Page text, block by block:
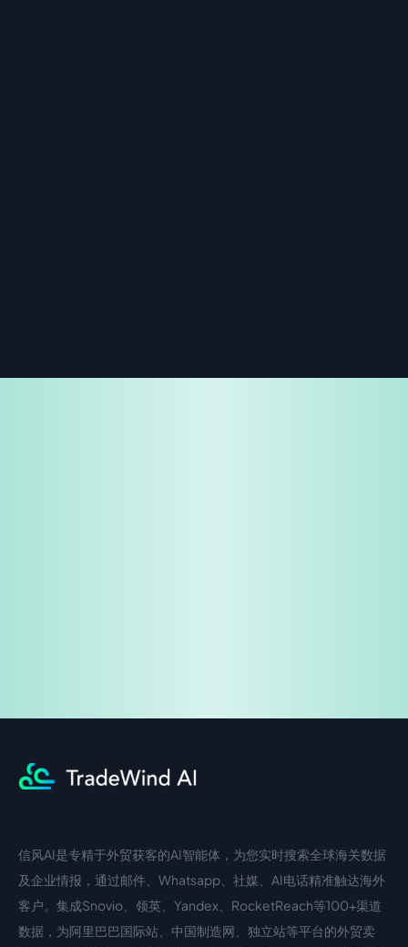
中文入口
信风AI是专精于外贸获客的AI智能体，为您实时搜索全球海关数据
及企业情报，通过邮件、Whatsapp、社媒、AI电话精准触达海外
客户。集成Snovio、领英、Yandex、RocketReach等100+渠道
数据，为阿里巴巴国际站、中国制造网、独立站等平台的外贸卖